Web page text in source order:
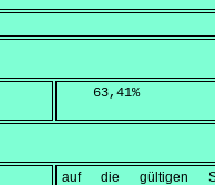
    63,41
%
auf die gültigen